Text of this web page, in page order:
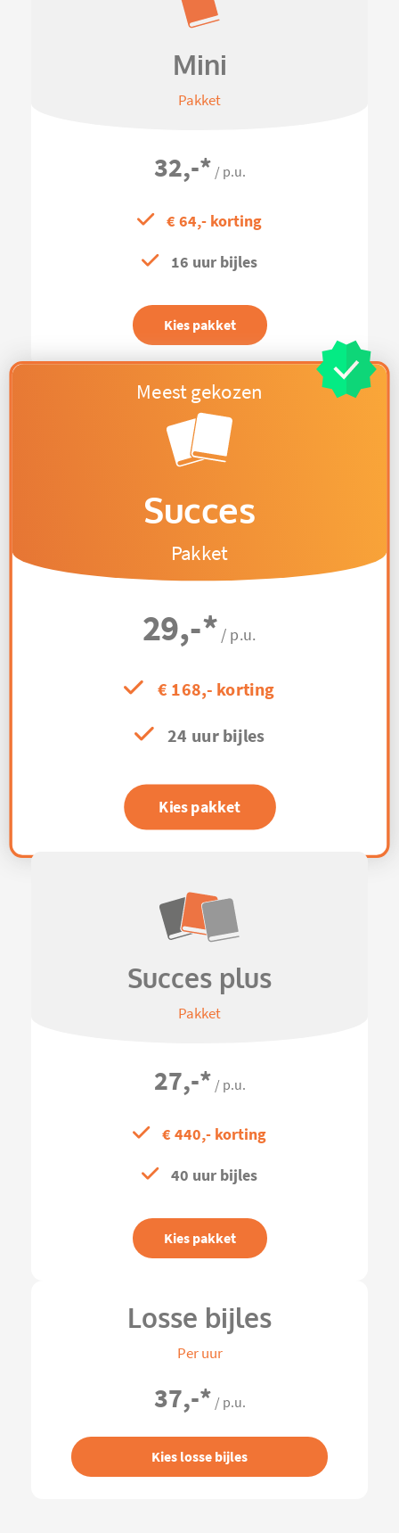
Mini
Pakket
32,-* / p.u.
€ 64,- korting
16 uur bijles
Kies pakket
Succes
Pakket
29,-* / p.u.
€ 168,- korting
24 uur bijles
Kies pakket
Succes plus
Pakket
27,-* / p.u.
€ 440,- korting
40 uur bijles
Kies pakket
Losse bijles
Per uur
37,-* / p.u.
Kies losse bijles